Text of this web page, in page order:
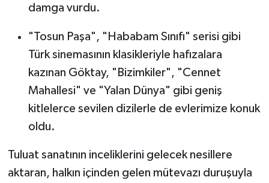
damga vurdu.
"Tosun Paşa", "Hababam Sınıfı" serisi gibi
Türk sinemasının klasikleriyle hafızalara
kazınan Göktay, "Bizimkiler", "Cennet
Mahallesi" ve "Yalan Dünya" gibi geniş
kitlelerce sevilen dizilerle de evlerimize konuk
oldu.
Tuluat sanatının inceliklerini gelecek nesillere
aktaran, halkın içinden gelen mütevazı duruşuyla